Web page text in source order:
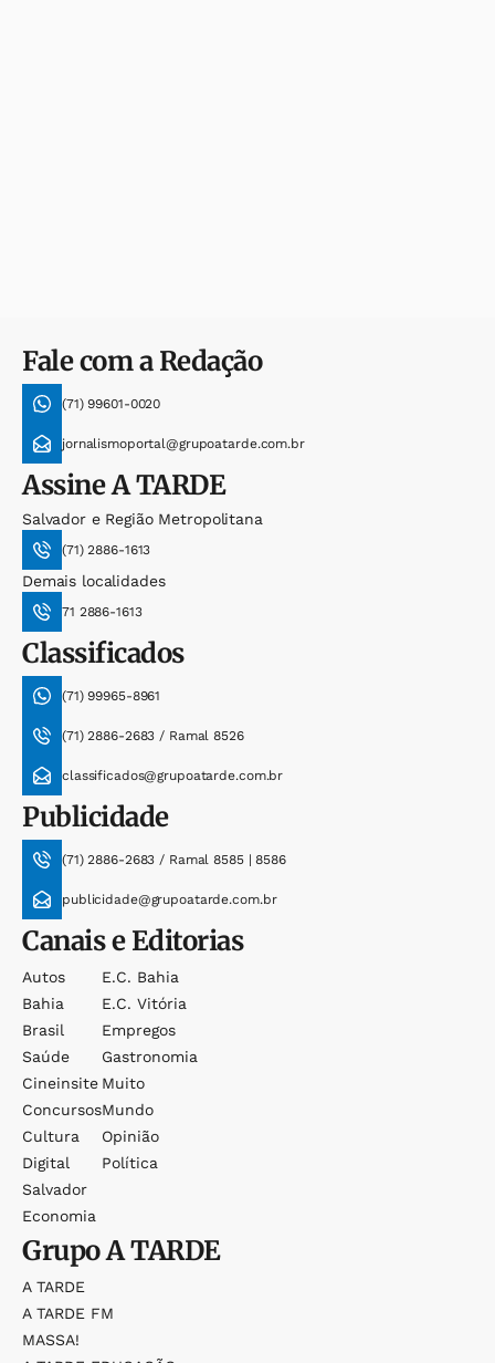
Fale com a Redação
(71) 99601-0020
jornalismoportal@grupoatarde.com.br
AssineA TARDE
Salvador e Região Metropolitana
(71) 2886-1613
Demais localidades
71 2886-1613
Classificados
(71) 99965-8961
(71) 2886-2683 / Ramal 8526
classificados@grupoatarde.com.br
Publicidade
(71) 2886-2683 / Ramal 8585 | 8586
publicidade@grupoatarde.com.br
Canais e Editorias
Autos
Bahia
Brasil
Saúde
Cineinsite
Concursos
Cultura
Digital
Salvador
Economia
E.c. Bahia
E.c. Vitória
Empregos
Gastronomia
Muito
Mundo
Opinião
Política
GrupoA TARDE
A TARDE
A TARDE FM
MASSA!